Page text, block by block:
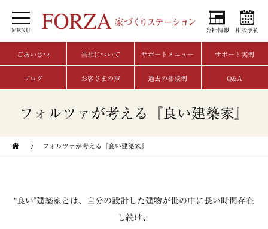
会社情報 相談予約
MENU
ごあいさつ 当社について サポートメニュー サポート実例
ブログ お客さまの声 過去の相談例 Q&A
フォルツァが考える『良い建築家』
フォルツァが考える『良い建築家』
“良い”建築家とは、自分の設計した建物が世の中に長い時間存在
し続け、